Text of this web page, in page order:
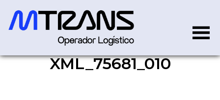
XML_75681_010
XML_75681_010